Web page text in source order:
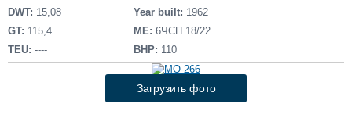
Пульс
Новости
Компании
Репутация
Доска объявлений
Продажа флота
Оборудование
Изделия
Материалы
Услуги
DWT: 15,08
GT: 115,4
TEU: ----
Year built: 1962
ME: 6ЧСП 18/22
BHP: 110
Загрузить фото